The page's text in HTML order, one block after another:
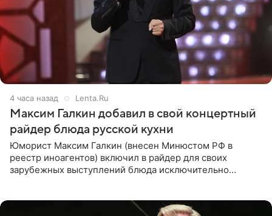
4 часа назад Lenta.Ru
Максим Галкин добавил в свой концертный
райдер блюда русской кухни
Юморист Максим Галкин (внесен Минюстом РФ в
реестр иноагентов) включил в райдер для своих
зарубежных выступлений блюда исключительно